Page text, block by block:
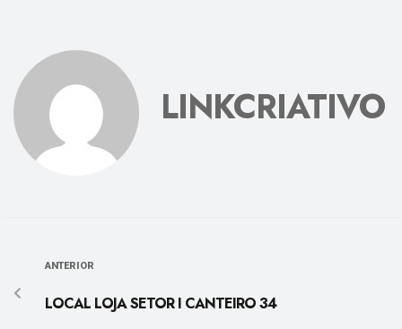
LINKCRIATIVO
ANTERIOR
LOCAL LOJA SETOR I CANTEIRO 34